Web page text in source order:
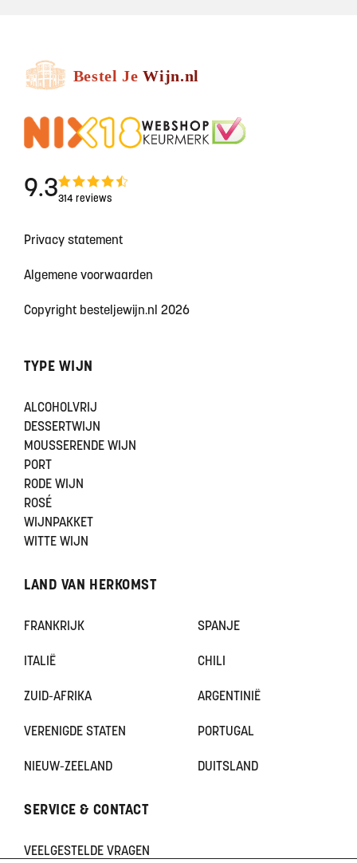
9.3314 reviews
Privacy statement
Algemene voorwaarden
Copyright besteljewijn.nl 2026
TYPE WIJN
ALCOHOLVRIJ
DESSERTWIJN
MOUSSERENDE WIJN
PORT
RODE WIJN
ROSÉ
WIJNPAKKET
WITTE WIJN
LAND VAN HERKOMST
FRANKRIJK SPANJE
ITALIË CHILI
ZUID-AFRIKA ARGENTINIË
VERENIGDE STATEN PORTUGAL
NIEUW-ZEELAND DUITSLAND
SERVICE & CONTACT
VEELGESTELDE VRAGEN